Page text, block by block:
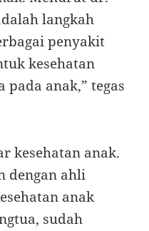
langkah
penyakit
kesehatan
anak,” tegas
kesehatan anak.
dengan ahli
anak
sudah